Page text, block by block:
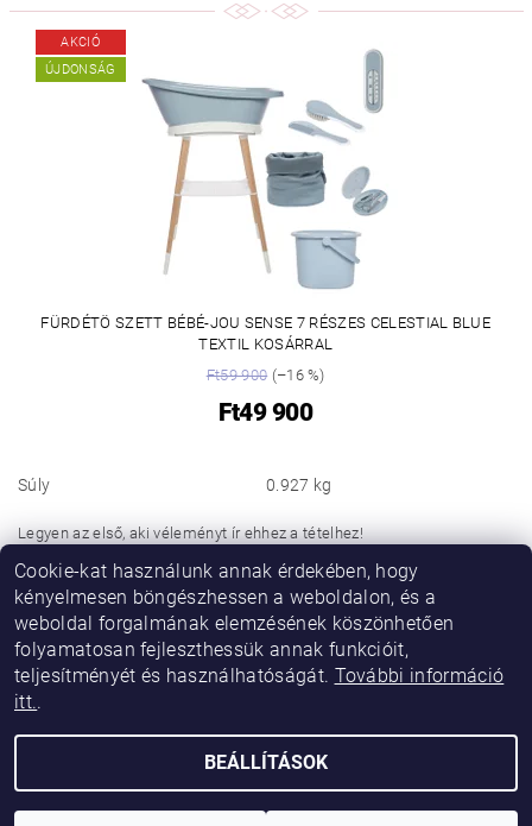
AKCIÓ
ÚJDONSÁG
FÜRDÉTÖ SZETT BÉBÉ-JOU SENSE 7 RÉSZES CELESTIAL BLUE
TEXTIL KOSÁRRAL
Ft59 900(–16 %)
Ft49 900
Súly 0.927 kg
Legyen az első, aki véleményt ír ehhez a tételhez!
Hozzászólás hozzáadása
2026 © Vikibaby, minden jog fenntartva.
Cookie-kat használunk annak érdekében, hogy
kényelmesen böngészhessen a weboldalon, és a
weboldal forgalmának elemzésének köszönhetően
folyamatosan fejleszthessük annak funkcióit,
teljesítményét és használhatóságát. További információ
itt..
BEÁLLÍTÁSOK